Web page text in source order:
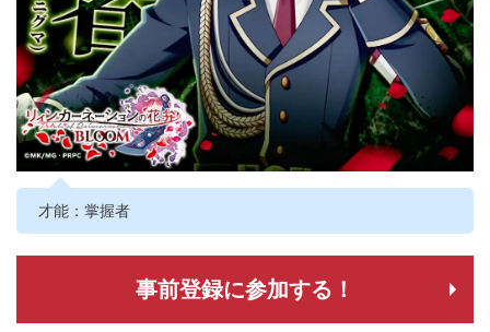
才能：掌握者
事前登録に参加する！